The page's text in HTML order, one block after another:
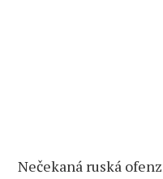
Nečekaná ruská